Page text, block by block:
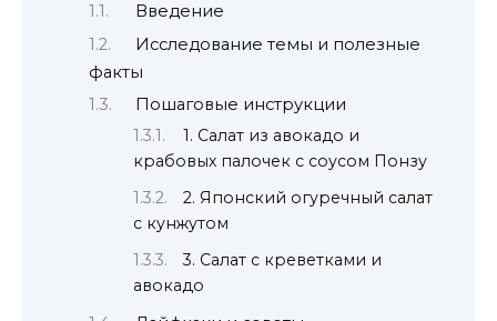
Введение
Исследование темы и полезные
факты
Пошаговые инструкции
1. Салат из авокадо и
крабовых палочек с соусом Понзу
2. Японский огуречный салат
с кунжутом
3. Салат с креветками и
авокадо